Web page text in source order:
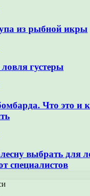
из рыбной икры
густеры
Что это и
выбрать для
специалистов